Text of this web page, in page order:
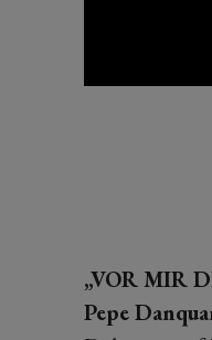
„VOR MIR
Pepe